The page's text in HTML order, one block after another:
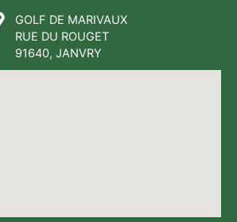
GOLF DE MARIVAUX
RUE DU ROUGET
91640, JANVRY